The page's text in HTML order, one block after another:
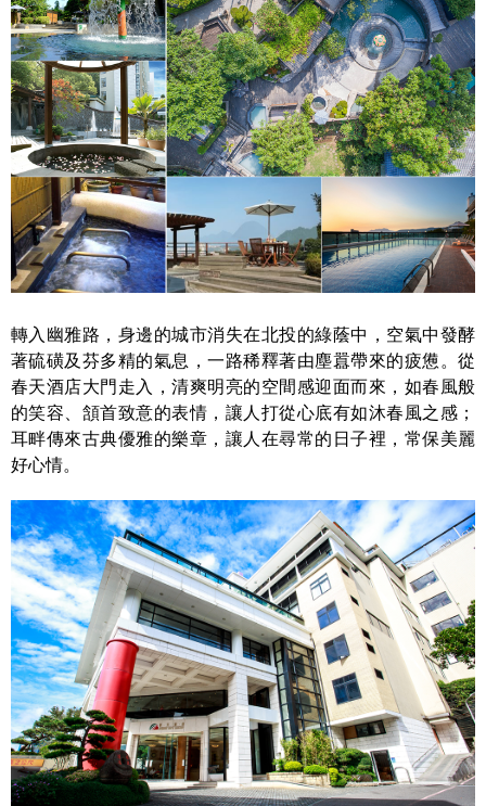
轉入幽雅路，身邊的城市消失在北投的綠蔭中，空氣中發酵
著硫磺及芬多精的氣息，一路稀釋著由塵囂帶來的疲憊。從
春天酒店大門走入，清爽明亮的空間感迎面而來，如春風般
的笑容、頷首致意的表情，讓人打從心底有如沐春風之感；
耳畔傳來古典優雅的樂章，讓人在尋常的日子裡，常保美麗
好心情。